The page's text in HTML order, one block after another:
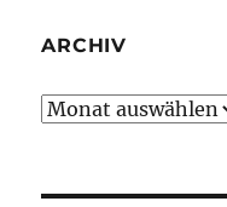
ARCHIV
Archiv